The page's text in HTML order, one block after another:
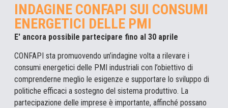
INDAGINE CONFAPI SUI CONSUMI
ENERGETICI DELLE PMI
E' ancora possibile partecipare fino al 30 aprile
CONFAPI sta promuovendo un’indagine volta a rilevare i
consumi energetici delle PMI industriali con l’obiettivo di
comprenderne meglio le esigenze e supportare lo sviluppo di
politiche efficaci a sostegno del sistema produttivo. La
partecipazione delle imprese è importante, affinché possano